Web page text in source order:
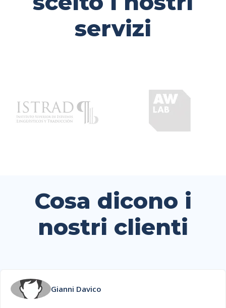
servizi
Cosa dicono i
nostri clienti
Gianni Davico